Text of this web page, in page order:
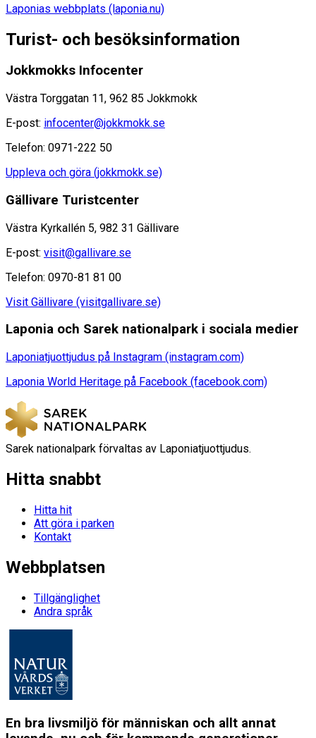
Laponias webbplats (laponia.nu)
Turist- och besöksinformation
Jokkmokks Infocenter
Västra Torggatan 11, 962 85 Jokkmokk
E-post: infocenter@jokkmokk.se
Telefon: 0971-222 50
Uppleva och göra (jokkmokk.se)
Gällivare Turistcenter
Västra Kyrkallén 5, 982 31 Gällivare
E-post: visit@gallivare.se
Telefon: 0970-81 81 00
Visit Gällivare (visitgallivare.se)
Laponia och Sarek nationalpark i sociala medier
Laponiatjuottjudus på Instagram (instagram.com)
Laponia World Heritage på Facebook (facebook.com)
Sarek nationalpark förvaltas av Laponiatjuottjudus.
Hitta snabbt
Hitta hit
Att göra i parken
Kontakt
Webbplatsen
Tillgänglighet
Andra språk
En bra livsmiljö för människan och allt annat